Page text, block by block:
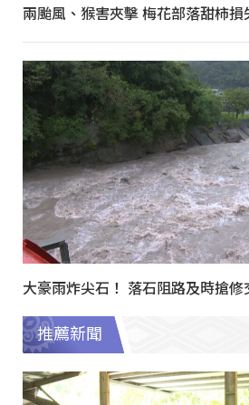
兩颱風、猴害夾擊 梅花部落甜柿損
大豪雨炸尖石！ 落石阻路及時搶修
推薦新聞